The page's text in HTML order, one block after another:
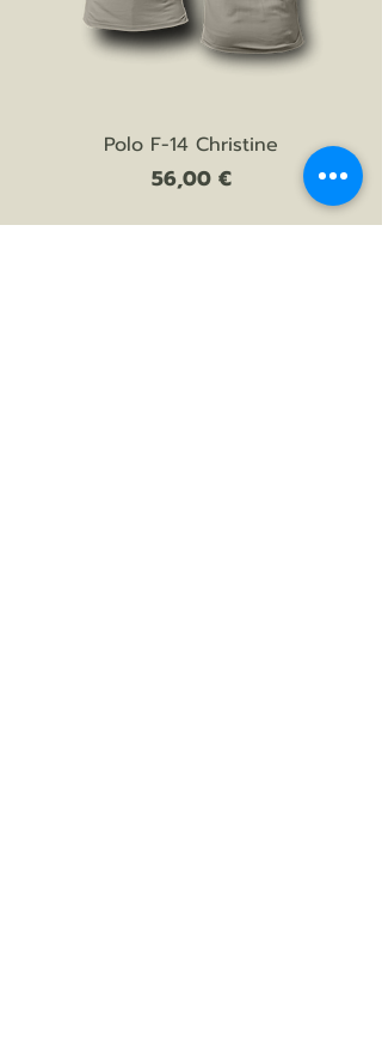
Polo F-14 Christine
Prezzo
56,00 €